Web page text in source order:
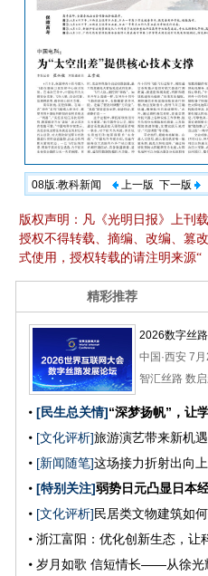
08版:教科新闻 上一版 下一版
版权声明：凡《光明日报》上刊
授权不得转载、摘编、改编、篡
式使用，授权转载的请注明来源“